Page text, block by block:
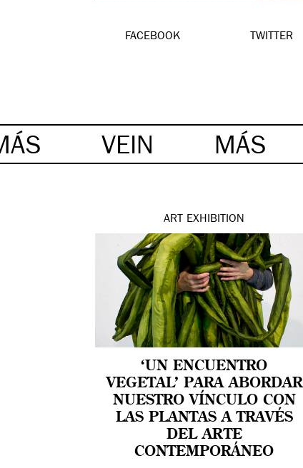
FACEBOOK TWITTER
VEIN MÁS
ART EXHIBITION
‘UN ENCUENTRO
VEGETAL’ PARA ABORDAR
NUESTRO VÍNCULO CON
LAS PLANTAS A TRAVÉS
DEL ARTE
CONTEMPORÁNEO